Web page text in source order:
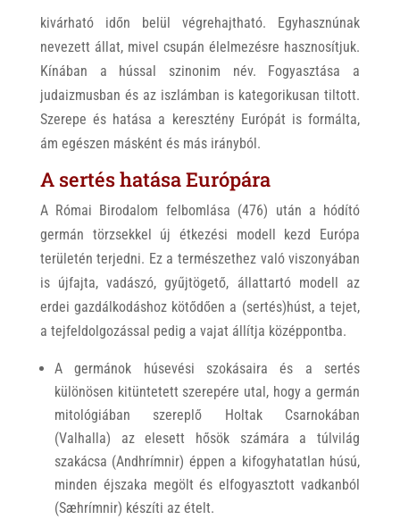
kivárható időn belül végrehajtható. Egyhasznúnak
nevezett állat, mivel csupán élelmezésre hasznosítjuk.
Kínában a hússal szinonim név. Fogyasztása a
judaizmusban és az iszlámban is kategorikusan tiltott.
Szerepe és hatása a keresztény Európát is formálta,
ám egészen másként és más irányból.
A sertés hatása Európára
A Római Birodalom felbomlása (476) után a hódító
germán törzsekkel új étkezési modell kezd Európa
területén terjedni. Ez a természethez való viszonyában
is újfajta, vadászó, gyűjtögető, állattartó modell az
erdei gazdálkodáshoz kötődően a (sertés)húst, a tejet,
a tejfeldolgozással pedig a vajat állítja középpontba.
A germánok húsevési szokásaira és a sertés
különösen kitüntetett szerepére utal, hogy a germán
mitológiában szereplő Holtak Csarnokában
(Valhalla) az elesett hősök számára a túlvilág
szakácsa (Andhrímnir) éppen a kifogyhatatlan húsú,
minden éjszaka megölt és elfogyasztott vadkanból
(Sæhrímnir) készíti az ételt.